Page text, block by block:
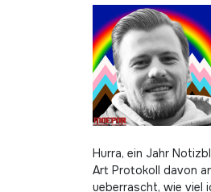
Hurra, ein Jahr
Art Protokoll davon
ueberrascht, wie viel